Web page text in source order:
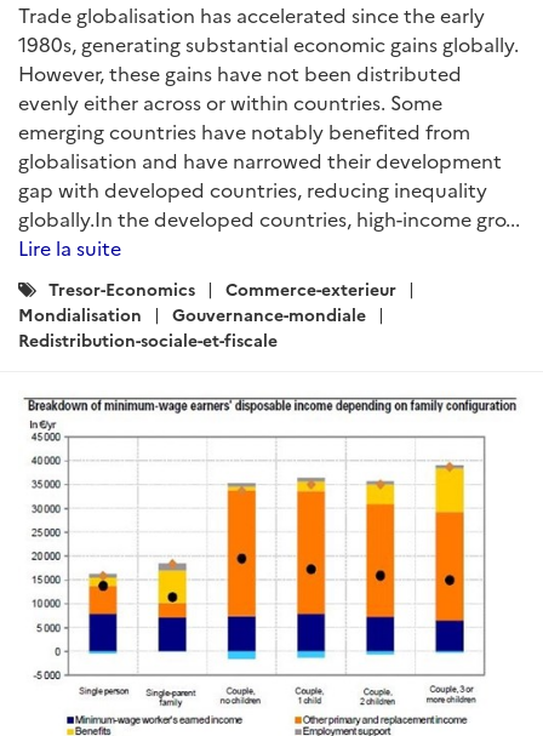
Trade globalisation has accelerated since the early
1980s, generating substantial economic gains globally.
However, these gains have not been distributed
evenly either across or within countries. Some
emerging countries have notably benefited from
globalisation and have narrowed their development
gap with developed countries, reducing inequality
globally.In the developed countries, high-income gro...
Lire la suite
Catégories
:
Tresor-Economics
Commerce-exterieur
Mondialisation
Gouvernance-mondiale
Redistribution-sociale-et-fiscale